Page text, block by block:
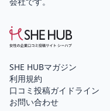
SHE HUBマガジン
利用規約
口コミ投稿ガイドライン
お問い合わせ